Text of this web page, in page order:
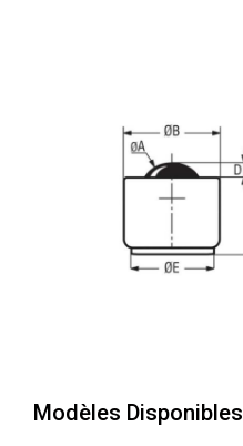
Modèles Disponibles